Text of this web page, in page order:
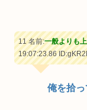
11 名前:一般よりも
19:07:23.86
俺を拾っ